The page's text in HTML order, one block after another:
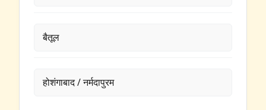
बैतूल
होशंगाबाद / नर्मदापुरम